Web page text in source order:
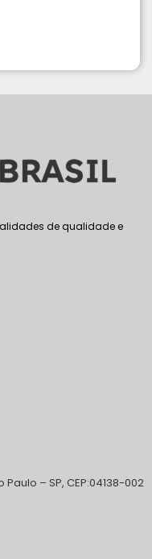
de qualidade e
– SP, CEP:04138-002